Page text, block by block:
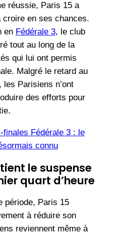
réussie, Paris 15 a
croire en ses chances.
en Fédérale 3, le club
tout au long de la
qui lui ont permis
Malgré le retard au
les Parisiens n’ont
des efforts pour
finales Fédérale 3 : le
connu
le suspense
quart d’heure
période, Paris 15
à réduire son
reviennent même à